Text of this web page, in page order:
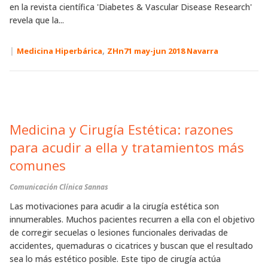
en la revista científica 'Diabetes & Vascular Disease Research'
revela que la...
| Medicina Hiperbárica, ZHn71 may-jun 2018 Navarra
Medicina y Cirugía Estética: razones
para acudir a ella y tratamientos más
comunes
Comunicación Clínica Sannas
Las motivaciones para acudir a la cirugía estética son
innumerables. Muchos pacientes recurren a ella con el objetivo
de corregir secuelas o lesiones funcionales derivadas de
accidentes, quemaduras o cicatrices y buscan que el resultado
sea lo más estético posible. Este tipo de cirugía actúa